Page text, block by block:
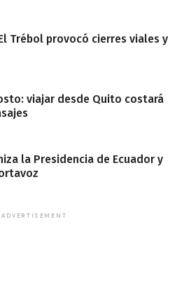
Trébol provocó cierres viales y
viajar desde Quito costará
la Presidencia de Ecuador y
ADVERTISEMENT